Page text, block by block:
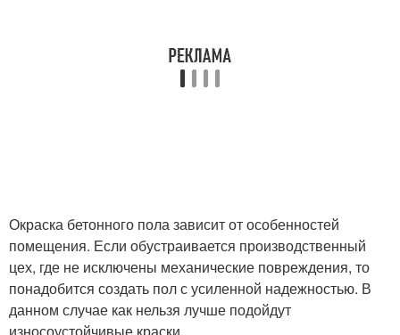
Окраска бетонного пола зависит от особенностей
помещения. Если обустраивается производственный
цех, где не исключены механические повреждения, то
понадобится создать пол с усиленной надежностью. В
данном случае как нельзя лучше подойдут